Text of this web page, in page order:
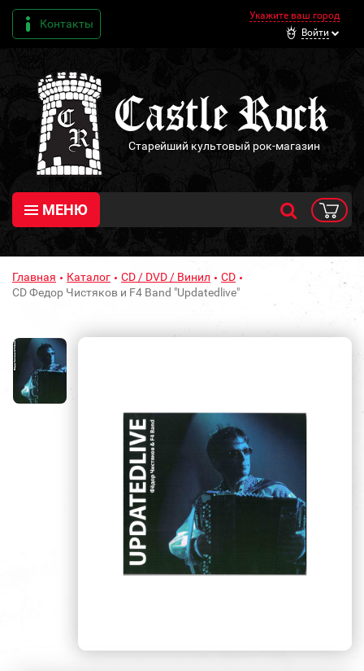
Контакты
Укажите ваш город
Войти
Старейший культовый рок-магазин
МЕНЮ
Главная Каталог CD / DVD / Винил
CD
CD Федор Чистяков и F4 Band "Updatedlive"